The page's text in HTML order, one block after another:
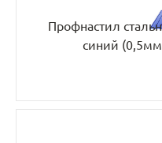
Профнастил
синий